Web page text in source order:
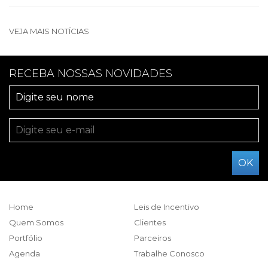
VEJA MAIS NOTÍCIAS
RECEBA NOSSAS NOVIDADES
Home
Quem Somos
Portfólio
Leis de Incentivo
Clientes
Parceiros
Agenda
Trabalhe Conosco